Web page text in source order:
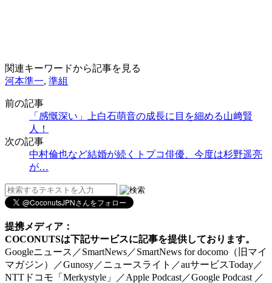
関連キーワードから記事を見る
河本準一, 準組
前の記事
「感慨深い」上白石萌音の成長に目を細める山﨑賢
人！
次の記事
中村倫也など結婚が続くトプコ俳優、今度は杉野遥亮
が…
提携メディア：
COCONUTSは下記サービスに記事を提供しております。
Googleニュース／SmartNews／SmartNews for docomo（旧マイ
マガジン）／Gunosy／ニュースライト／auサービスToday／
NTTドコモ「Merkystyle」／Apple Podcast／Google Podcast ／